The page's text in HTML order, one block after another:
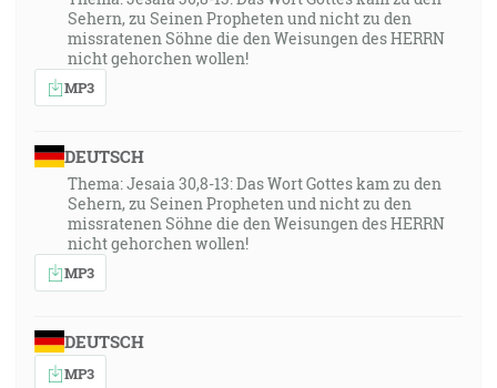
Sehern, zu Seinen Propheten und nicht zu den
missratenen Söhne die den Weisungen des HERRN
nicht gehorchen wollen!
MP3
DEUTSCH
Thema: Jesaia 30,8-13: Das Wort Gottes kam zu den
Sehern, zu Seinen Propheten und nicht zu den
missratenen Söhne die den Weisungen des HERRN
nicht gehorchen wollen!
MP3
DEUTSCH
MP3